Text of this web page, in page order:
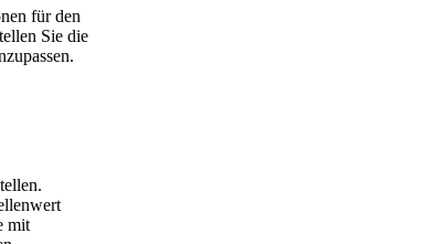
für den
Sie die
mit